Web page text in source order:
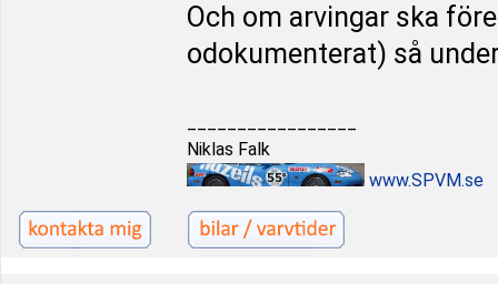
Och om arvingar ska
odokumenterat) så
Niklas Falk
www.SPVM.se